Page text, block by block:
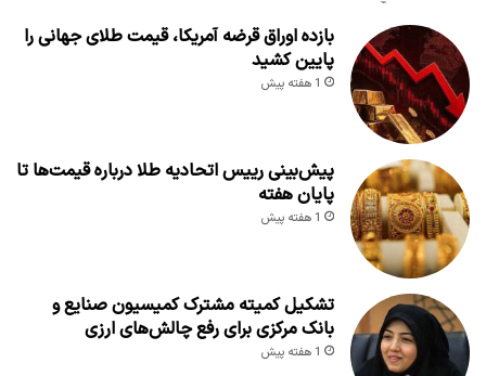
بازده اوراق قرضه آمریکا، قیمت طلای جهانی را
پایین کشید
1 هفته پیش
پیش‌بینی رییس اتحادیه طلا درباره قیمت‌ها تا
پایان هفته
1 هفته پیش
تشکیل کمیته مشترک کمیسیون صنایع و
بانک مرکزی برای رفع چالش‌های ارزی
1 هفته پیش